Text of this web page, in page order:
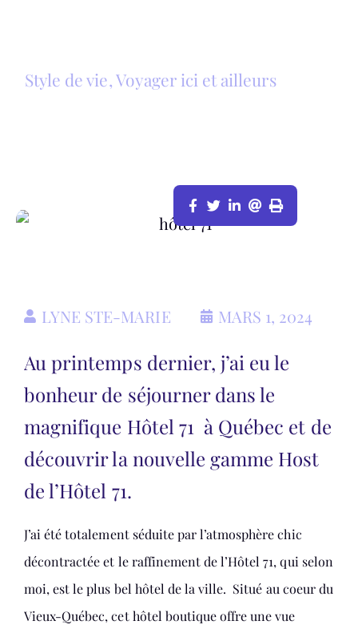
Style de vie,Voyager ici et ailleurs
LYNE STE-MARIE MARS 1, 2024
Au printemps dernier, j’ai eu le
bonheur de séjourner dans le
magnifique Hôtel 71 à Québec et de
découvrir la nouvelle gamme Host
de l’Hôtel 71.
J’ai été totalement séduite par l’atmosphère chic
décontractée et le raffinement de l’Hôtel 71, qui selon
moi, est le plus bel hôtel de la ville. Situé au coeur du
Vieux-Québec, cet hôtel boutique offre une vue